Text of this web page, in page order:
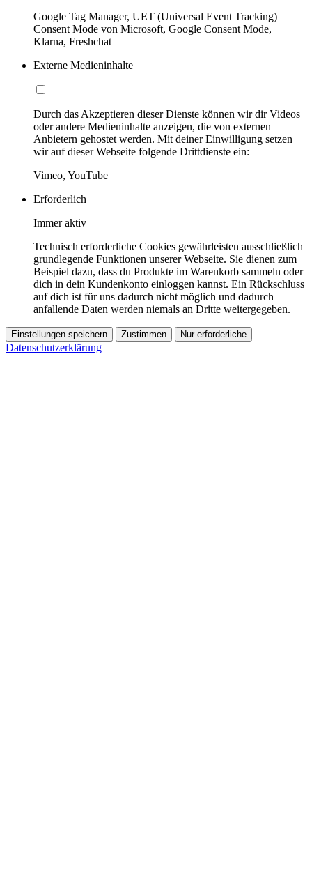
Google Tag Manager, UET (Universal Event Tracking)
Consent Mode von Microsoft, Google Consent Mode,
Klarna, Freshchat
Externe Medieninhalte
Durch das Akzeptieren dieser Dienste können wir dir Videos
oder andere Medieninhalte anzeigen, die von externen
Anbietern gehostet werden. Mit deiner Einwilligung setzen
wir auf dieser Webseite folgende Drittdienste ein:
Vimeo, YouTube
Erforderlich
Immer aktiv
Technisch erforderliche Cookies gewährleisten ausschließlich
grundlegende Funktionen unserer Webseite. Sie dienen zum
Beispiel dazu, dass du Produkte im Warenkorb sammeln oder
dich in dein Kundenkonto einloggen kannst. Ein Rückschluss
auf dich ist für uns dadurch nicht möglich und dadurch
anfallende Daten werden niemals an Dritte weitergegeben.
Einstellungen speichern Zustimmen Nur erforderliche
Datenschutzerklärung